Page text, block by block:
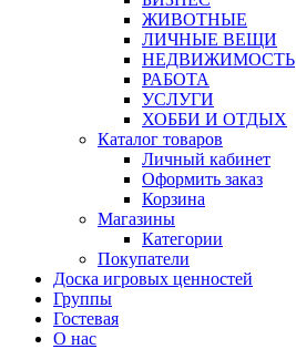
ЖИВОТНЫЕ
ЛИЧНЫЕ ВЕЩИ
НЕДВИЖИМОСТЬ
РАБОТА
УСЛУГИ
ХОББИ И ОТДЫХ
Каталог товаров
Личный кабинет
Оформить заказ
Корзина
Магазины
Категории
Покупатели
Доска игровых ценностей
Группы
Гостевая
О нас